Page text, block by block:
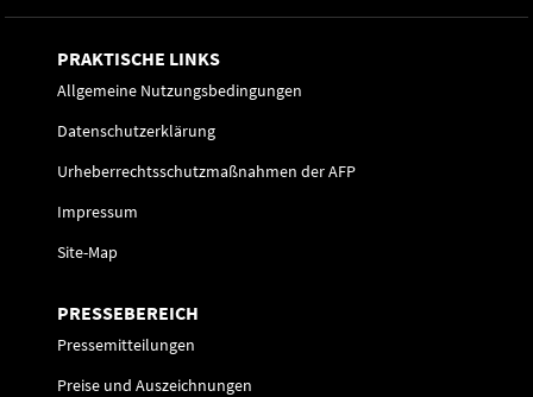
PRAKTISCHE LINKS
Allgemeine Nutzungsbedingungen
Datenschutzerklärung
Urheberrechtsschutzmaßnahmen der AFP
Impressum
Site-Map
PRESSEBEREICH
Pressemitteilungen
Preise und Auszeichnungen